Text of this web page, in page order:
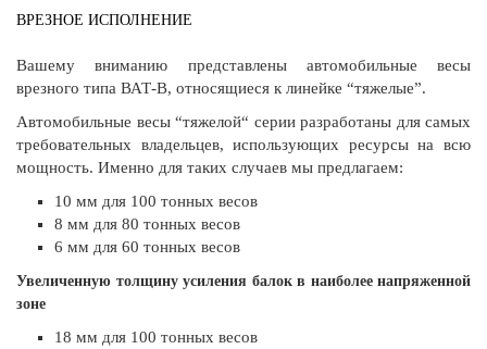
ВРЕЗНОЕ ИСПОЛНЕНИЕ
Вашему вниманию представлены автомобильные весы
врезного типа ВАТ-В, относящиеся к линейке “тяжелые”.
Автомобильные весы “тяжелой“ серии разработаны для самых
требовательных владельцев, использующих ресурсы на всю
мощность. Именно для таких случаев мы предлагаем:
10 мм для 100 тонных весов
8 мм для 80 тонных весов
6 мм для 60 тонных весов
Увеличенную толщину усиления балок в наиболее напряженной
зоне
18 мм для 100 тонных весов